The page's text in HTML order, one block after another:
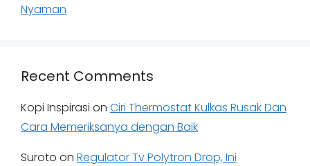
Nyaman
Recent Comments
Kopi Inspirasi on Ciri Thermostat Kulkas Rusak Dan
Cara Memeriksanya dengan Baik
Suroto on Regulator Tv Polytron Drop, Ini